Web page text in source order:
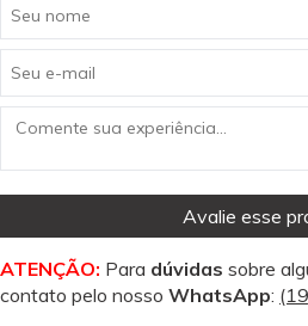
Avalie esse
ATENÇÃO: Para dúvidas sobre
contato pelo nosso WhatsApp: